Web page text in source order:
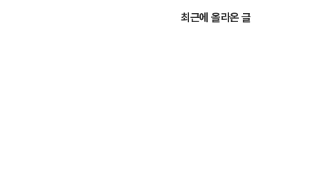
최근에 올라온 글